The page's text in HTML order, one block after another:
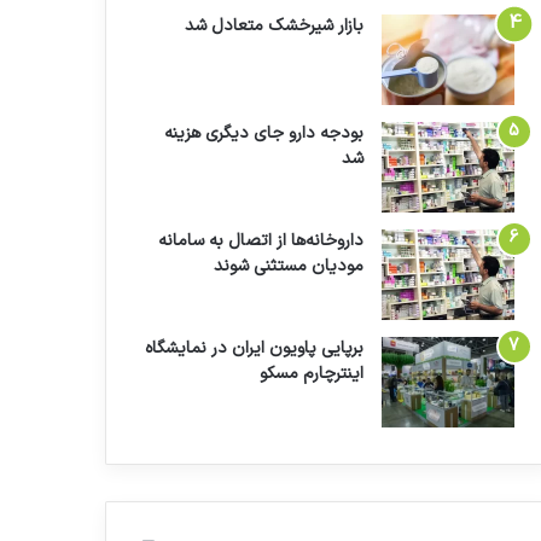
بازار شیرخشک متعادل شد
بودجه دارو جای دیگری هزینه
شد
داروخانه‌ها از اتصال به سامانه
مودیان مستثنی شوند
برپایی پاویون ایران در نمایشگاه
اینترچارم مسکو